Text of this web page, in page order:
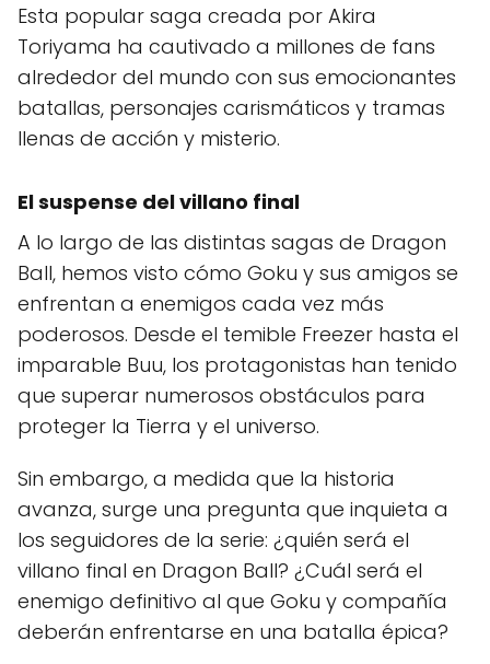
Esta popular saga creada por Akira
Toriyama ha cautivado a millones de fans
alrededor del mundo con sus emocionantes
batallas, personajes carismáticos y tramas
llenas de acción y misterio.
El suspense del villano final
A lo largo de las distintas sagas de Dragon
Ball, hemos visto cómo Goku y sus amigos se
enfrentan a enemigos cada vez más
poderosos. Desde el temible Freezer hasta el
imparable Buu, los protagonistas han tenido
que superar numerosos obstáculos para
proteger la Tierra y el universo.
Sin embargo, a medida que la historia
avanza, surge una pregunta que inquieta a
los seguidores de la serie: ¿quién será el
villano final en Dragon Ball? ¿Cuál será el
enemigo definitivo al que Goku y compañía
deberán enfrentarse en una batalla épica?